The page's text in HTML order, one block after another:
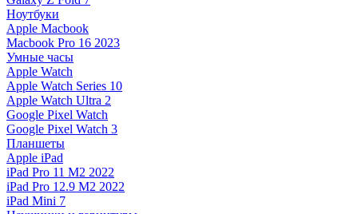
Ноутбуки
Apple Macbook
Macbook Pro 16 2023
Умные часы
Apple Watch
Apple Watch Series 10
Apple Watch Ultra 2
Google Pixel Watch
Google Pixel Watch 3
Планшеты
Apple iPad
iPad Pro 11 M2 2022
iPad Pro 12.9 M2 2022
iPad Mini 7